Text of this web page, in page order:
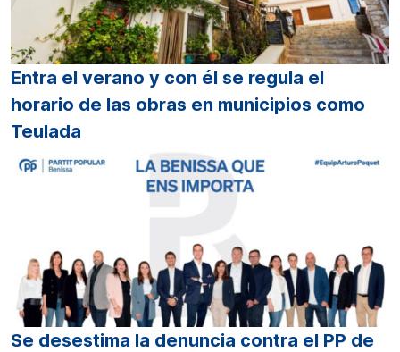
Entra el verano y con él se regula el
horario de las obras en municipios como
Teulada
Se desestima la denuncia contra el PP de